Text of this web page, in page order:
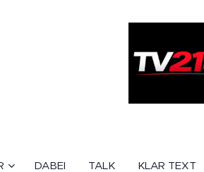
DABEI TALK KLAR TEXT